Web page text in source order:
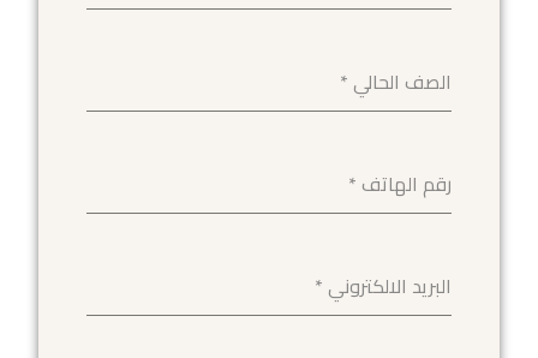
الصف الحالي *
رقم الهاتف *
البريد الالكتروني *